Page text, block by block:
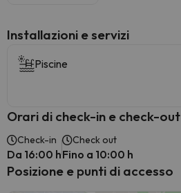
Installazioni e servizi
Piscine
Orari di check-in e check-out
Check-in
Da 16:00 h
Check out
Fino a 10:00 h
Posizione e punti di accesso